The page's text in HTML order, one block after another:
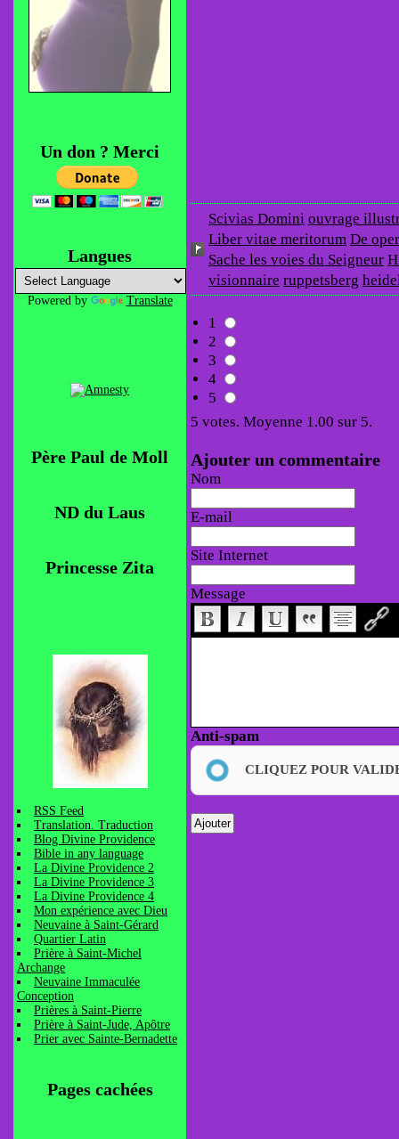
Un don ? Merci
Langues
Powered by Translate
Père Paul de Moll
ND du Laus
Princesse Zita
RSS Feed
Translation. Traduction
Blog Divine Providence
Bible in any language
La Divine Providence 2
La Divine Providence 3
La Divine Providence 4
Mon expérience avec Dieu
Neuvaine à Saint-Gérard
Quartier Latin
Prière à Saint-Michel
Archange
Neuvaine Immaculée
Conception
Prières à Saint-Pierre
Prière à Saint-Jude, Apôtre
Prier avec Sainte-Bernadette
Pages cachées
Scivias Domini ouvrage
Liber vitae meritorum De
Sache les voies du Seigneur
visionnaire ruppetsberg
1
2
3
4
5
5 votes. Moyenne 1.00 sur 5.
Ajouter un commentaire
Nom
E-mail
Site Internet
Message
Anti-spam
CLIQUEZ POUR